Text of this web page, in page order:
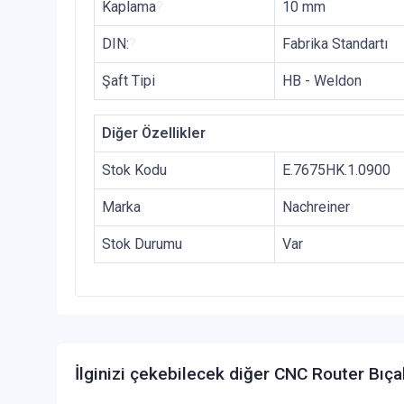
Kaplama 10 mm
DIN: Fabrika Standartı
Şaft Tipi HB - Weldon
Diğer Özellikler
Stok Kodu E.7675HK.1.0900
Marka Nachreiner
Stok Durumu Var
İlginizi çekebilecek diğer CNC Router